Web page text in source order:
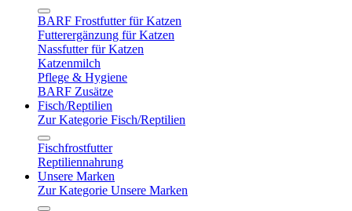
BARF Frostfutter für Katzen
Futterergänzung für Katzen
Nassfutter für Katzen
Katzenmilch
Pflege & Hygiene
BARF Zusätze
Fisch/Reptilien
Zur Kategorie Fisch/Reptilien
Fischfrostfutter
Reptiliennahrung
Unsere Marken
Zur Kategorie Unsere Marken